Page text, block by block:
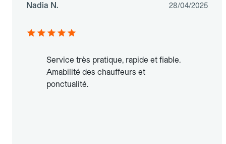
Nadia N. 28/04/2025
Service très pratique, rapide et fiable.
Amabilité des chauffeurs et
ponctualité.